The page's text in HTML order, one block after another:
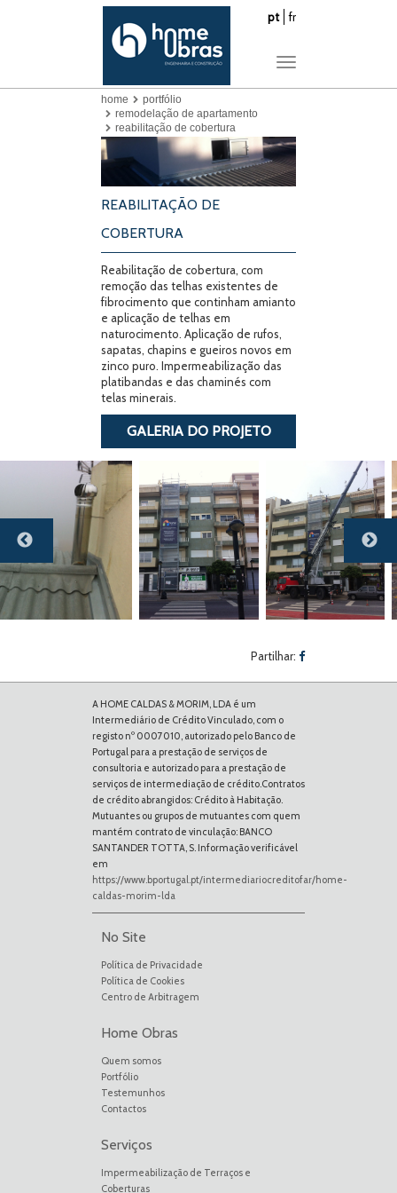
pt fr
Toggle
home
portfólio
remodelação de apartamento
reabilitação de cobertura
REABILITAÇÃO DE
COBERTURA
Reabilitação de cobertura, com
remoção das telhas existentes de
fibrocimento que continham amianto
e aplicação de telhas em
naturocimento. Aplicação de rufos,
sapatas, chapins e gueiros novos em
zinco puro. Impermeabilização das
platibandas e das chaminés com
telas minerais.
GALERIA DO PROJETO
Partilhar:
A HOME CALDAS & MORIM, LDA é um
Intermediário de Crédito Vinculado, com o
registo nº 0007010, autorizado pelo Banco de
Portugal para a prestação de serviços de
consultoria e autorizado para a prestação de
serviços de intermediação de crédito.Contratos
de crédito abrangidos: Crédito à Habitação.
Mutuantes ou grupos de mutuantes com quem
mantém contrato de vinculação: BANCO
SANTANDER TOTTA, S. Informação verificável
em
https://www.bportugal.pt/intermediariocreditofar/home-
caldas-morim-lda
No Site
Política de Privacidade
Política de Cookies
Centro de Arbitragem
Home Obras
Quem somos
Portfólio
Testemunhos
Contactos
Serviços
Impermeabilização de Terraços e
Coberturas